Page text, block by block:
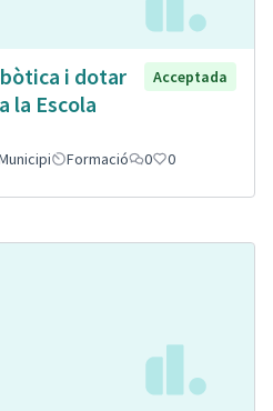
i dotar
la Escola
Acceptada
Formació 0 0